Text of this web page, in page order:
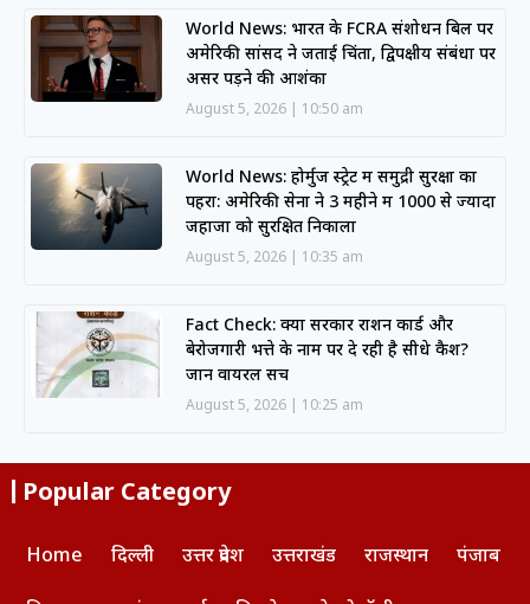
World News: भारत के FCRA संशोधन बिल पर
अमेरिकी सांसद ने जताई चिंता, द्विपक्षीय संबंधों पर
असर पड़ने की आशंका
August 5, 2026 10:50 am
World News: होर्मुज स्ट्रेट में समुद्री सुरक्षा का
पहरा: अमेरिकी सेना ने 3 महीने में 1000 से ज्यादा
जहाजों को सुरक्षित निकाला
August 5, 2026 10:35 am
Fact Check: क्या सरकार राशन कार्ड और
बेरोजगारी भत्ते के नाम पर दे रही है सीधे कैश?
जानें वायरल सच
August 5, 2026 10:25 am
Popular Category
Home दिल्ली उत्तर प्रदेश उत्तराखंड राजस्थान पंजाब